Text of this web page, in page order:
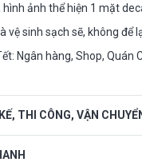
ảnh thể hiện 1 mặt
vệ sinh sạch sẽ, không để
Ngân hàng, Shop, Quán
THI CÔNG, VẬN